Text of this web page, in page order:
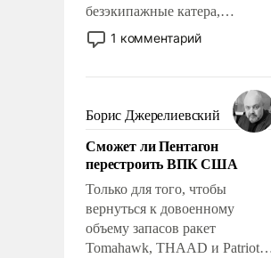
безэкипажные катера,
применение которых уже
стало обыденностью. Задача по
сложна и амбициозна. Однако
и ее реализация радикально
поднимет наши боевые
возможности.
1 комментарий
Борис Джерелиевский
Сможет ли Пентагон
перестроить ВПК США
Только для того, чтобы
вернуться к довоенному
объему запасов ракет
Tomahawk, THAAD и Patriot